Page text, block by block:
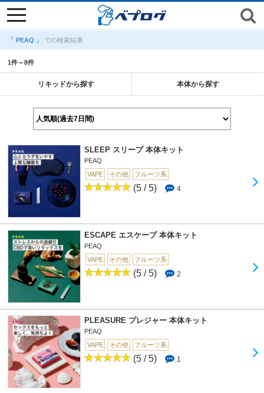
toggle
navigation
「 PEAQ 」 での検索結果
1件～8件
リキッドから探す 本体から探す
SLEEP スリープ 本体キット
PEAQ
VAPE
その他 フルーツ系
(5 / 5) 4
ESCAPE エスケープ 本体キット
PEAQ
VAPE
その他 フルーツ系
(5 / 5) 2
PLEASURE プレジャー 本体キット
PEAQ
VAPE
その他 フルーツ系
(5 / 5) 1